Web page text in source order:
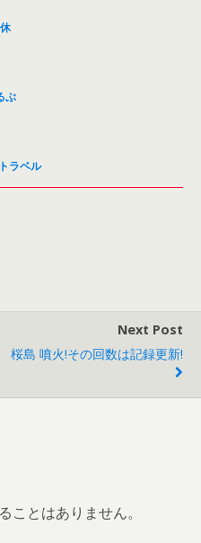
ぶ
ラベル
Next Post
桜島 噴火!その回数は記録更新!
ことはありません。